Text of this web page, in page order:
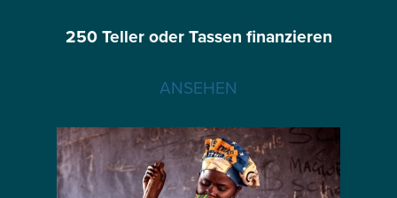
250 Teller oder Tassen finanzieren
ANSEHEN